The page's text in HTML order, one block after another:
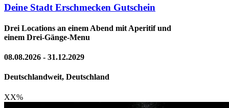
Deine Stadt Erschmecken Gutschein
Drei Locations an einem Abend mit Aperitif und
einem Drei-Gänge-Menu
08.08.2026 - 31.12.2029
Deutschlandweit, Deutschland
XX%